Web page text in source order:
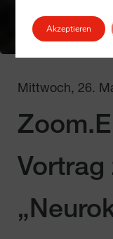
Mittwoch, 26.
Vortrag
Akzeptieren